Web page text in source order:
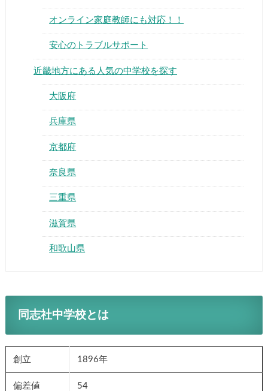
オンライン家庭教師にも対応！！
安心のトラブルサポート
近畿地方にある人気の中学校を探す
大阪府
兵庫県
京都府
奈良県
三重県
滋賀県
和歌山県
同志社中学校とは
創立 1896年
偏差値 54